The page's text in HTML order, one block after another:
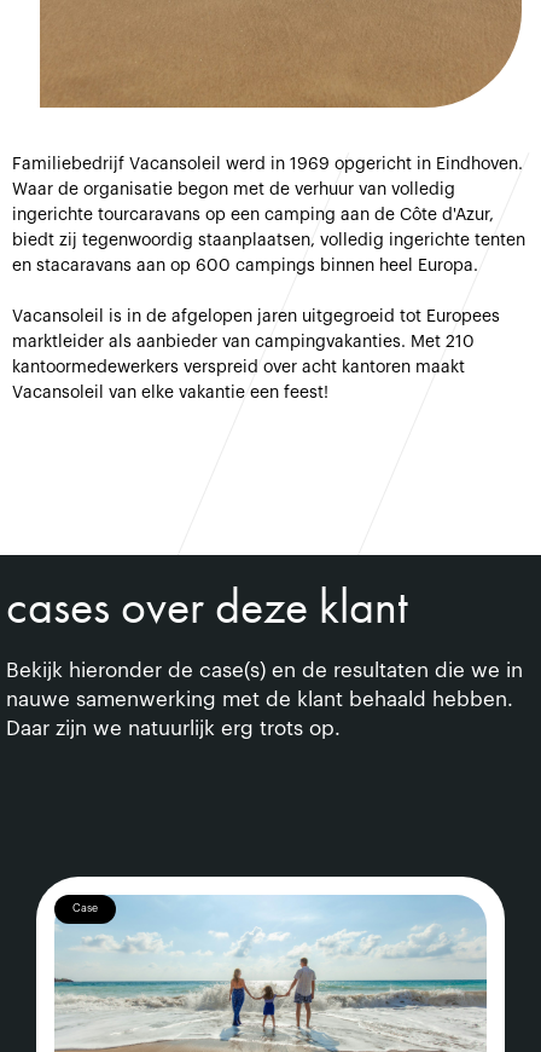
Familiebedrijf Vacansoleil werd in 1969 opgericht in Eindhoven.
Waar de organisatie begon met de verhuur van volledig
ingerichte tourcaravans op een camping aan de Côte d'Azur,
biedt zij tegenwoordig staanplaatsen, volledig ingerichte tenten
en stacaravans aan op 600 campings binnen heel Europa.
Vacansoleil is in de afgelopen jaren uitgegroeid tot Europees
marktleider als aanbieder van campingvakanties. Met 210
kantoormedewerkers verspreid over acht kantoren maakt
Vacansoleil van elke vakantie een feest!
cases over deze klant
Bekijk hieronder de case(s) en de resultaten die we in
nauwe samenwerking met de klant behaald hebben.
Daar zijn we natuurlijk erg trots op.
Case